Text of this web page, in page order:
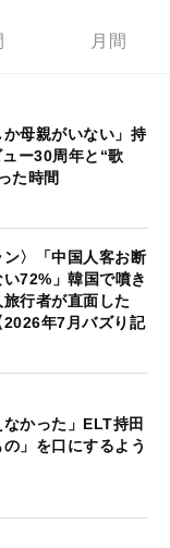
月間
か母親がいない」持
ー30周年と“歌
た時間
ン〉「中国人客お断
72%」韓国で噴き
行者が直面した
2026年7月バズり記
なかった」ELT持田
」を口にするよう